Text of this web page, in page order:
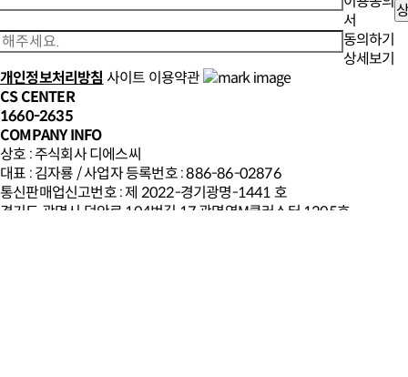
서
동의하기
상세보기
개인정보처리방침 사이트 이용약관
CS CENTER
1660-2635
COMPANY INFO
상호 : 주식회사 디에스씨
대표 : 김자룡 / 사업자 등록번호 : 886-86-02876
통신판매업신고번호 : 제 2022-경기광명-1441 호
경기도 광명시 덕안로 104번길 17 광명역M클러스터 1205호